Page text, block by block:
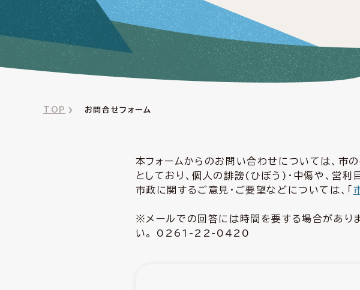
TOP お問合せフォーム
本フォームからのお問い合わせについては、市
としており、個人の誹謗(ひぼう)・中傷や、営
市政に関するご意見・ご要望などについては、「
※メールでの回答には時間を要する場合があり
い。 0261-22-0420